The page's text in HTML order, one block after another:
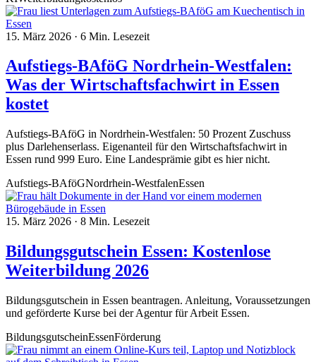
15. März 2026 · 6 Min. Lesezeit
Aufstiegs-BAföG Nordrhein-Westfalen:
Was der Wirtschaftsfachwirt in Essen
kostet
Aufstiegs-BAföG in Nordrhein-Westfalen: 50 Prozent Zuschuss
plus Darlehenserlass. Eigenanteil für den Wirtschaftsfachwirt in
Essen rund 999 Euro. Eine Landesprämie gibt es hier nicht.
Aufstiegs-BAföGNordrhein-WestfalenEssen
15. März 2026 · 8 Min. Lesezeit
Bildungsgutschein Essen: Kostenlose
Weiterbildung 2026
Bildungsgutschein in Essen beantragen. Anleitung, Voraussetzungen
und geförderte Kurse bei der Agentur für Arbeit Essen.
BildungsgutscheinEssenFörderung